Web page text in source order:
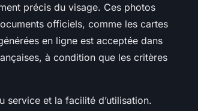
précis du visage. Ces photos
officiels, comme les cartes
en ligne est acceptée dans
à condition que les critères
service et la facilité d’utilisation.